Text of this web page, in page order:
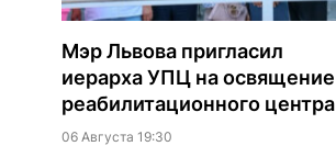
Мэр Львова пригласил
иерарха УПЦ на освящение
реабилитационного центра
06 Августа 19:30